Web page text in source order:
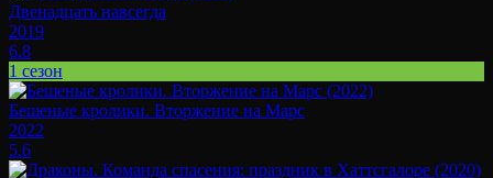
Двенадцать навсегда
2019
6.8
1 сезон
Бешеные кролики. Вторжение на Марс
2022
5.6